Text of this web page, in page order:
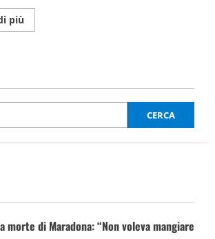
più
informazioni
aggredito
casa:
cranico
CERCA
morte di Maradona: “Non voleva mangiare